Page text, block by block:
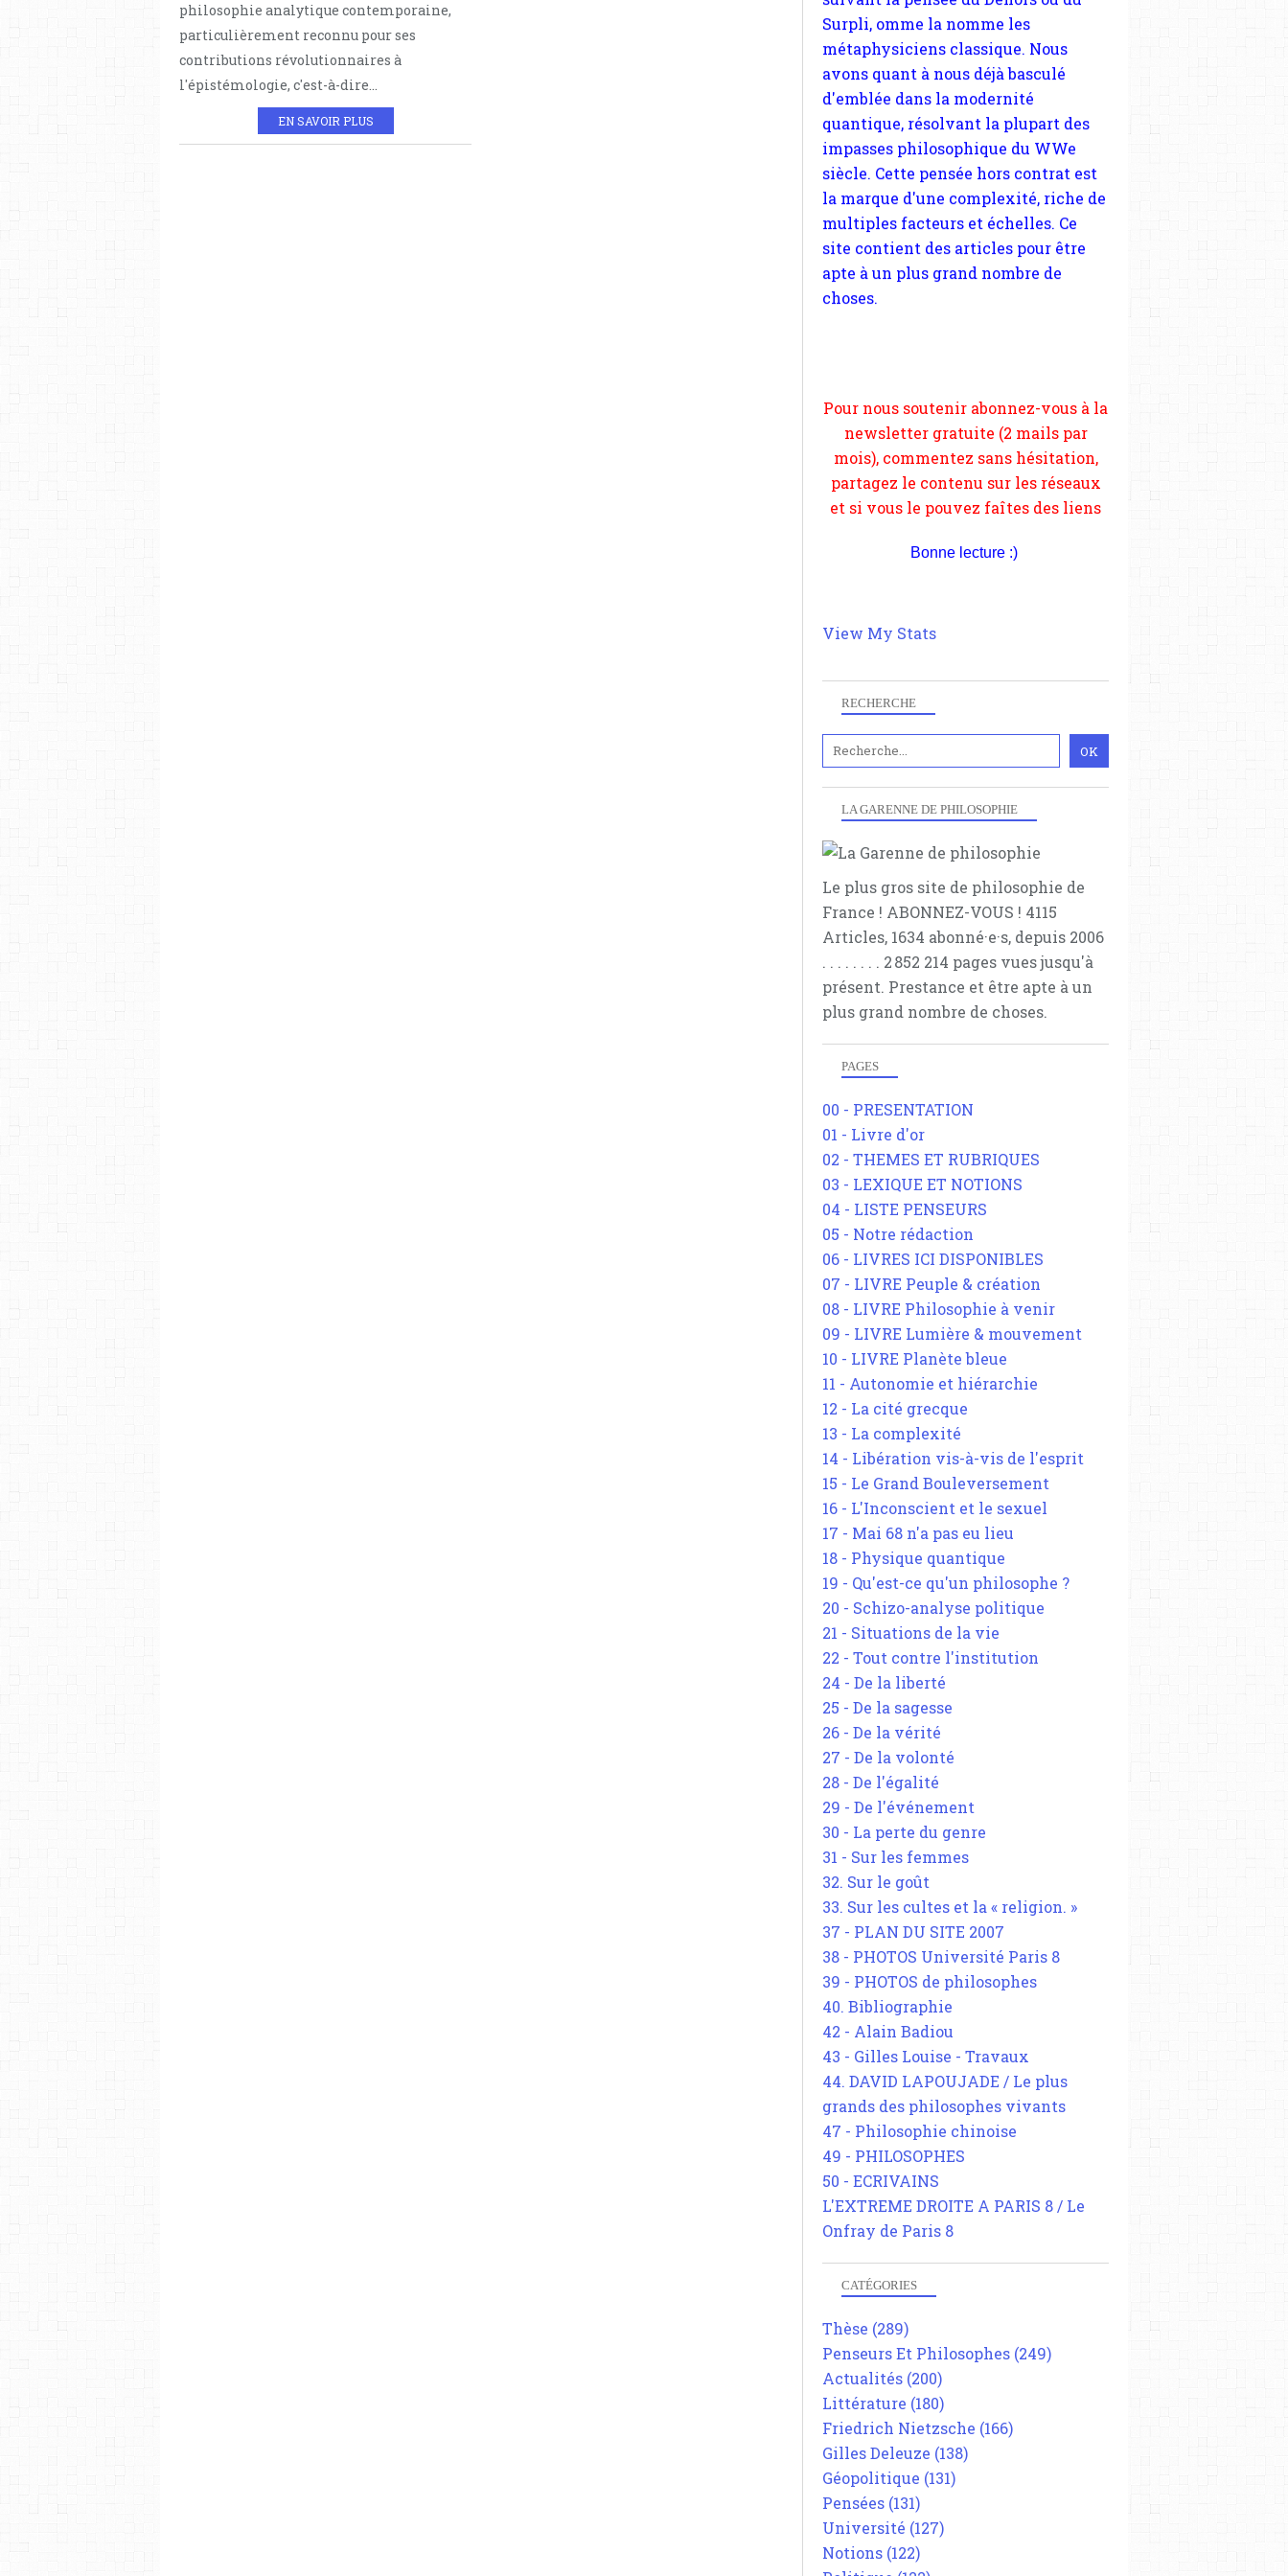
philosophie analytique contemporaine,
particulièrement reconnu pour ses
contributions révolutionnaires à
l'épistémologie, c'est-à-dire...
EN SAVOIR PLUS
RECHERCHE
LA GARENNE DE PHILOSOPHIE
Le plus gros site de philosophie de
France ! ABONNEZ-VOUS ! 4115
Articles, 1634 abonné·e·s, depuis 2006
. . . . . . . . 2 852 214 pages vues jusqu'à
présent. Prestance et être apte à un
plus grand nombre de choses.
PAGES
00 - PRESENTATION
01 - Livre d'or
02 - THEMES ET RUBRIQUES
03 - LEXIQUE ET NOTIONS
04 - LISTE PENSEURS
05 - Notre rédaction
06 - LIVRES ICI DISPONIBLES
07 - LIVRE Peuple & création
08 - LIVRE Philosophie à venir
09 - LIVRE Lumière & mouvement
10 - LIVRE Planète bleue
11 - Autonomie et hiérarchie
12 - La cité grecque
13 - La complexité
14 - Libération vis-à-vis de l'esprit
15 - Le Grand Bouleversement
16 - L'Inconscient et le sexuel
17 - Mai 68 n'a pas eu lieu
18 - Physique quantique
19 - Qu'est-ce qu'un philosophe ?
20 - Schizo-analyse politique
21 - Situations de la vie
22 - Tout contre l'institution
24 - De la liberté
25 - De la sagesse
26 - De la vérité
27 - De la volonté
28 - De l'égalité
29 - De l'événement
30 - La perte du genre
31 - Sur les femmes
32. Sur le goût
33. Sur les cultes et la « religion. »
37 - PLAN DU SITE 2007
38 - PHOTOS Université Paris 8
39 - PHOTOS de philosophes
40. Bibliographie
42 - Alain Badiou
43 - Gilles Louise - Travaux
44. DAVID LAPOUJADE / Le plus
grands des philosophes vivants
47 - Philosophie chinoise
49 - PHILOSOPHES
50 - ECRIVAINS
L'EXTREME DROITE A PARIS 8 / Le
Onfray de Paris 8
CATÉGORIES
Thèse (289)
Penseurs Et Philosophes (249)
Actualités (200)
Littérature (180)
Friedrich Nietzsche (166)
Gilles Deleuze (138)
Géopolitique (131)
Pensées (131)
Université (127)
Notions (122)
quantique, résolvant la plupart des
impasses philosophique du WWe
siècle. Cette pensée hors contrat est
la marque d'une complexité, riche de
multiples facteurs et échelles. Ce
site contient des articles pour être
apte à un plus grand nombre de
choses.
Pour nous soutenir abonnez-vous à la
et si vous le pouvez faîtes des liens
depuis votre site.
Bonne lecture :)
View My Stats